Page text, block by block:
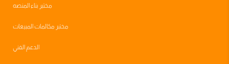
مختبر بناء المنصه
مختبر مكالمات المبيعات
الدعم الفني